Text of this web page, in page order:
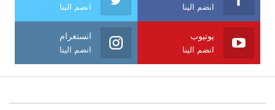
انضم الينا انضم الينا
يوتيوب
انضم الينا
انستغرام
انضم الينا